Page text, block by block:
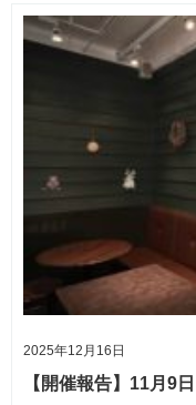
2025年12月16日
【開催報告】11月9